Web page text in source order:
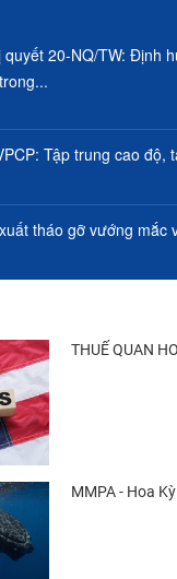
quyết 20-NQ/TW: Định
Tập trung cao độ,
tháo gỡ vướng mắc
THUẾ QUAN
MMPA - Hoa Kỳ